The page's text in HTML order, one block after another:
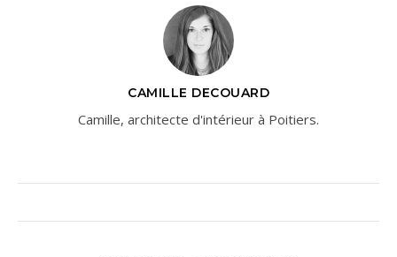
CAMILLE DECOUARD
Camille, architecte d'intérieur à Poitiers.